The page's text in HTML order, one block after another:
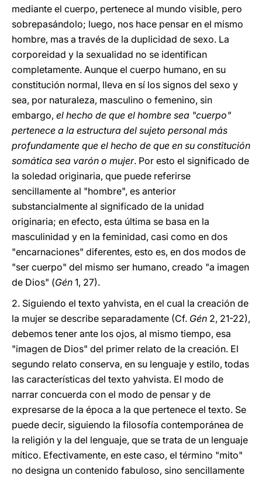
mediante el cuerpo, pertenece al mundo visible, pero
sobrepasándolo; luego, nos hace pensar en el mismo
hombre, mas a través de la duplicidad de sexo. La
corporeidad y la sexualidad no se identifican
completamente. Aunque el cuerpo humano, en su
constitución normal, lleva en sí los signos del sexo y
sea, por naturaleza, masculino o femenino, sin
embargo, el hecho de que el hombre sea "cuerpo"
pertenece a la estructura del sujeto personal más
profundamente que el hecho de que en su constitución
somática sea varón o mujer. Por esto el significado de
la soledad originaria, que puede referirse
sencillamente al "hombre", es anterior
substancialmente al significado de la unidad
originaria; en efecto, esta última se basa en la
masculinidad y en la feminidad, casi como en dos
"encarnaciones" diferentes, esto es, en dos modos de
"ser cuerpo" del mismo ser humano, creado "a imagen
de Dios" (Gén 1, 27).
2. Siguiendo el texto yahvista, en el cual la creación de
la mujer se describe separadamente (Cf. Gén 2, 21-22),
debemos tener ante los ojos, al mismo tiempo, esa
"imagen de Dios" del primer relato de la creación. El
segundo relato conserva, en su lenguaje y estilo, todas
las características del texto yahvista. El modo de
narrar concuerda con el modo de pensar y de
expresarse de la época a la que pertenece el texto. Se
puede decir, siguiendo la filosofía contemporánea de
la religión y la del lenguaje, que se trata de un lenguaje
mítico. Efectivamente, en este caso, el término "mito"
no designa un contenido fabuloso, sino sencillamente